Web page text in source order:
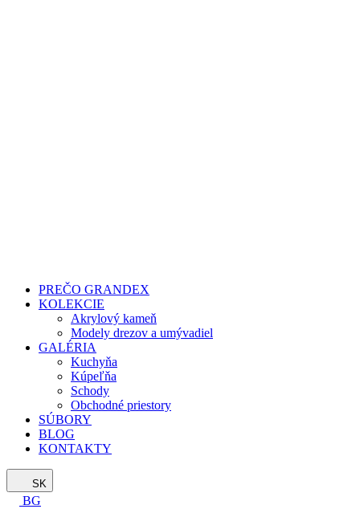
PREČO GRANDEX
KOLEKCIE
Akrylový kameň
Modely drezov a umývadiel
GALÉRIA
Kuchyňa
Kúpeľňa
Schody
Obchodné priestory
SÚBORY
BLOG
KONTAKTY
SK
BG